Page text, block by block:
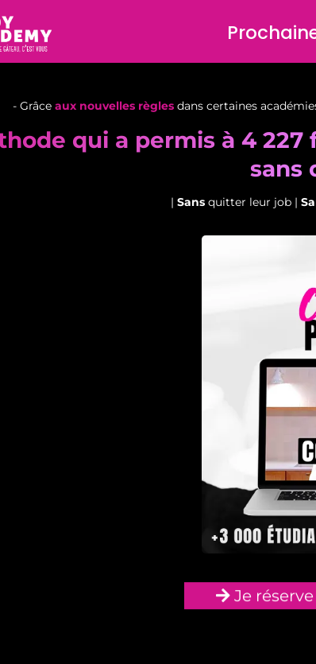
- Grâce aux nouvelles règlesdans certaines
qui a permis à 4
sans
| Sans quitter leur job |
Je